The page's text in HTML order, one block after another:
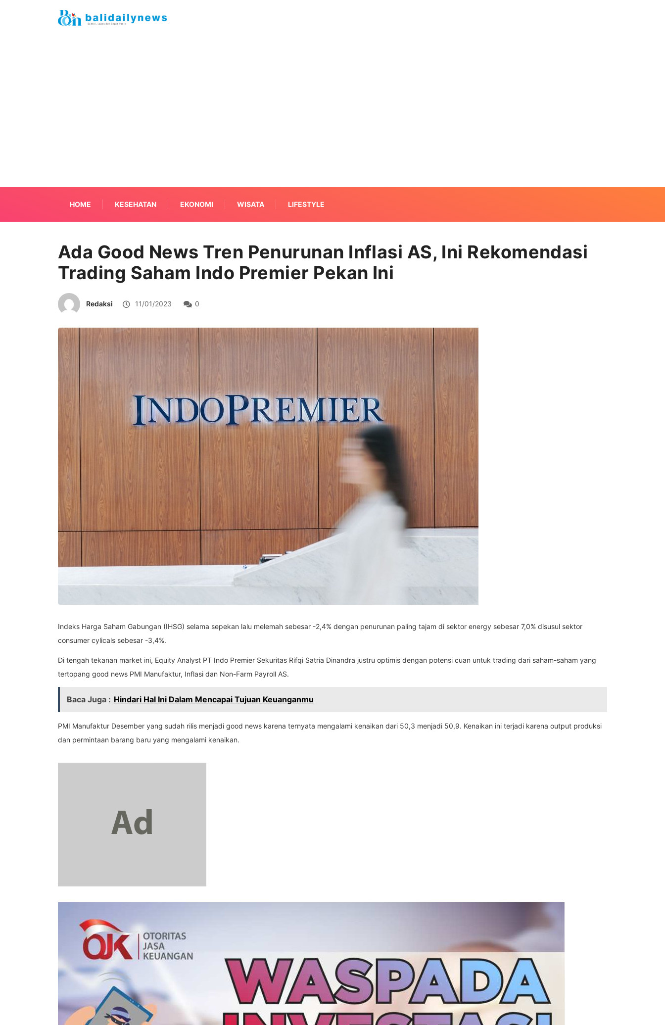
HOME KESEHATAN EKONOMI WISATA LIFESTYLE
Ada Good News Tren Penurunan Inflasi AS, Ini Rekomendasi
Trading Saham Indo Premier Pekan Ini
Redaksi 11/01/2023 0
Indeks Harga Saham Gabungan (IHSG) selama sepekan lalu melemah sebesar -2,4% dengan penurunan paling tajam di sektor energy sebesar 7,0% disusul sektor
consumer cylicals sebesar -3,4%.
Di tengah tekanan market ini, Equity Analyst PT Indo Premier Sekuritas Rifqi Satria Dinandra justru optimis dengan potensi cuan untuk trading dari saham-saham yang
tertopang good news PMI Manufaktur, Inflasi dan Non-Farm Payroll AS.
Baca Juga : Hindari Hal Ini Dalam Mencapai Tujuan Keuanganmu
PMI Manufaktur Desember yang sudah rilis menjadi good news karena ternyata mengalami kenaikan dari 50,3 menjadi 50,9. Kenaikan ini terjadi karena output produksi
dan permintaan barang baru yang mengalami kenaikan.